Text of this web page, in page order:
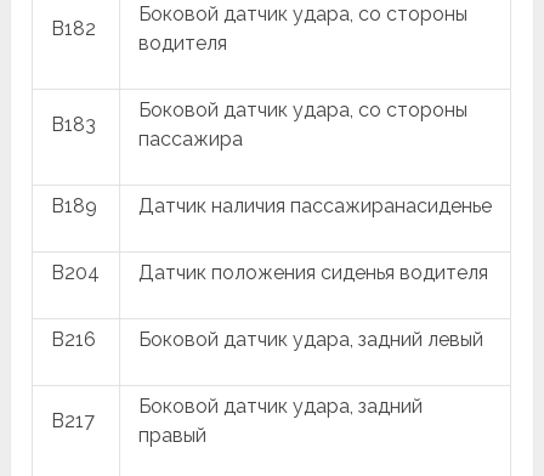
B182
Боковой датчик удара, со стороны
водителя
B183
Боковой датчик удара, со стороны
пассажира
B189 Датчик наличия пассажиранасиденье
B204 Датчик положения сиденья водителя
B216 Боковой датчик удара, задний левый
B217
Боковой датчик удара, задний
правый